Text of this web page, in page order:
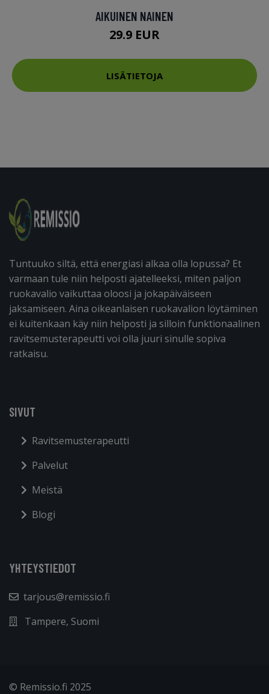
AIKUINEN NAINEN
29.9 EUR
LISÄTIETOJA
Tuntuuko siltä, että energiasi alkaa olla lopussa? Et
varmaan tule niin helposti ajatelleeksi, miten paljon
ruokavalio vaikuttaa oloosi ja jokapäiväiseen
jaksamiseen. Aina oikeanlaisen ruokavalion löytäminen
ei kuitenkaan käy niin helposti ja silloin funktionaalinen
ravitsemusterapeutti voi olla juuri sinulle sopiva
ratkaisu.
SIVUT
Ravitsemusterapeutti
Palvelut
Meistä
Blogi
YHTEYSTIEDOT
tarjous@remissio.fi
Tampere, Suomi
© Remissio.fi 2025